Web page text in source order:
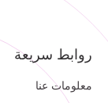
روابط سريعة
معلومات عنا